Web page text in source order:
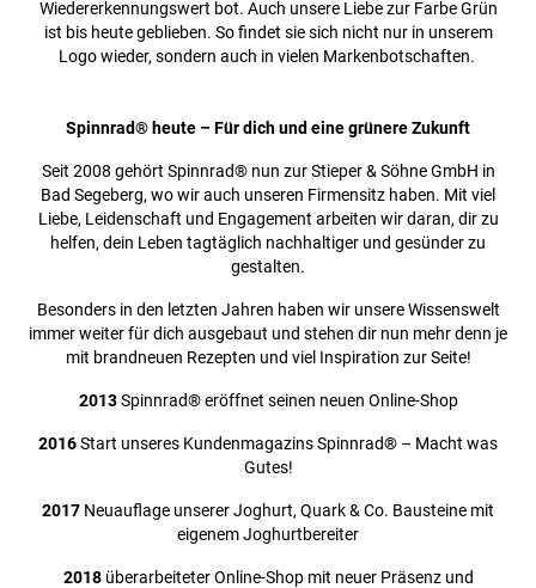
Wiedererkennungswert bot. Auch unsere Liebe zur Farbe Grün
ist bis heute geblieben. So findet sie sich nicht nur in unserem
Logo wieder, sondern auch in vielen Markenbotschaften.
Spinnrad® heute – Für dich und eine grünere Zukunft
Seit 2008 gehört Spinnrad® nun zur Stieper & Söhne GmbH in
Bad Segeberg, wo wir auch unseren Firmensitz haben. Mit viel
Liebe, Leidenschaft und Engagement arbeiten wir daran, dir zu
helfen, dein Leben tagtäglich nachhaltiger und gesünder zu
gestalten.
Besonders in den letzten Jahren haben wir unsere Wissenswelt
immer weiter für dich ausgebaut und stehen dir nun mehr denn je
mit brandneuen Rezepten und viel Inspiration zur Seite!
2013Spinnrad® eröffnet seinen neuen Online-Shop
2016Start unseres Kundenmagazins Spinnrad® – Macht was
Gutes!
2017 Neuauflage unserer Joghurt, Quark & Co. Bausteine mit
eigenem Joghurtbereiter
2018überarbeiteter Online-Shop mit neuer Präsenz und